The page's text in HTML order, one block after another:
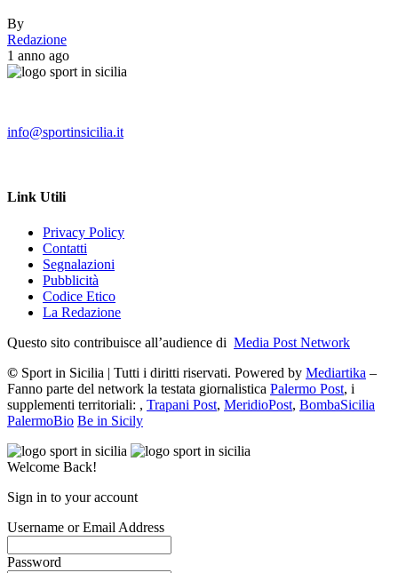
By
Redazione
1 anno ago
info@sportinsicilia.it
Link Utili
Privacy Policy
Contatti
Segnalazioni
Pubblicità
Codice Etico
La Redazione
Questo sito contribuisce all’audience di Media Post Network
© Sport in Sicilia | Tutti i diritti riservati. Powered by Mediartika –
Fanno parte del network la testata giornalistica Palermo Post, i
supplementi territoriali: , Trapani Post, MeridioPost, BombaSicilia
PalermoBio Be in Sicily
Welcome Back!
Sign in to your account
Username or Email Address
Password